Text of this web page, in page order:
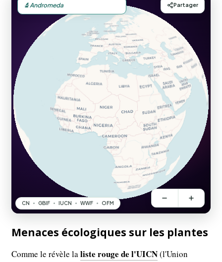
Menaces écologiques sur les plantes
Comme le révèle laliste rouge de l'UICN(l'Union